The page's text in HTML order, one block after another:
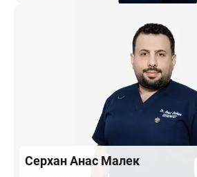
СерханАнас Малек